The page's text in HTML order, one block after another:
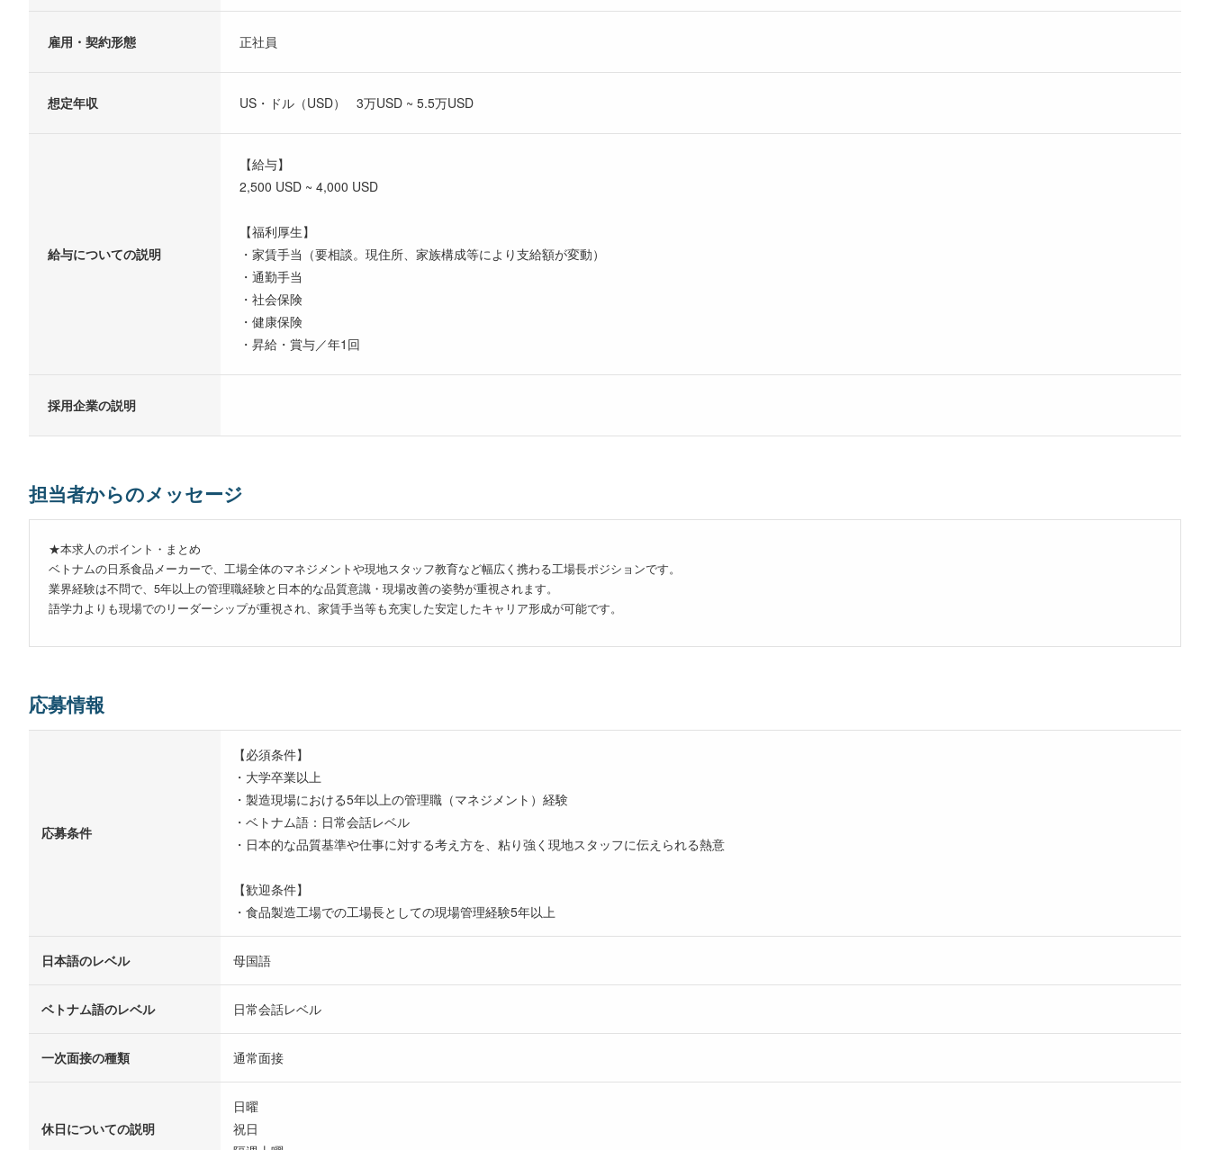
雇用・契約形態 正社員
想定年収 US・ドル（USD） 3万USD ~ 5.5万USD
給与についての説明
【給与】
2,500 USD ~ 4,000 USD
【福利厚生】
・家賃手当（要相談。現住所、家族構成等により支給額が変動）
・通勤手当
・社会保険
・健康保険
・昇給・賞与／年1回
採用企業の説明
担当者からのメッセージ
★本求人のポイント・まとめ
ベトナムの日系食品メーカーで、工場全体のマネジメントや現地スタッフ教育など幅広く携わる工場長ポジションです。
業界経験は不問で、5年以上の管理職経験と日本的な品質意識・現場改善の姿勢が重視されます。
語学力よりも現場でのリーダーシップが重視され、家賃手当等も充実した安定したキャリア形成が可能です。
応募情報
応募条件
【必須条件】
・大学卒業以上
・製造現場における5年以上の管理職（マネジメント）経験
・ベトナム語：日常会話レベル
・日本的な品質基準や仕事に対する考え方を、粘り強く現地スタッフに伝えられる熱意
【歓迎条件】
・食品製造工場での工場長としての現場管理経験5年以上
日本語のレベル 母国語
ベトナム語のレベル 日常会話レベル
一次面接の種類 通常面接
休日についての説明
日曜
祝日